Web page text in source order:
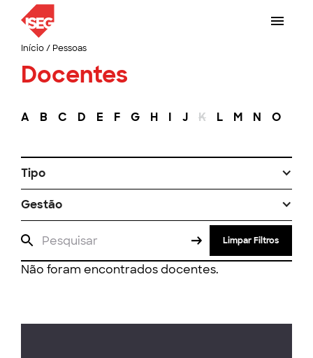
Início/ Pessoas
Docentes
A B C D E F G H I J K L M N O
Tipo
Gestão
Limpar Filtros
Não foram encontrados docentes.